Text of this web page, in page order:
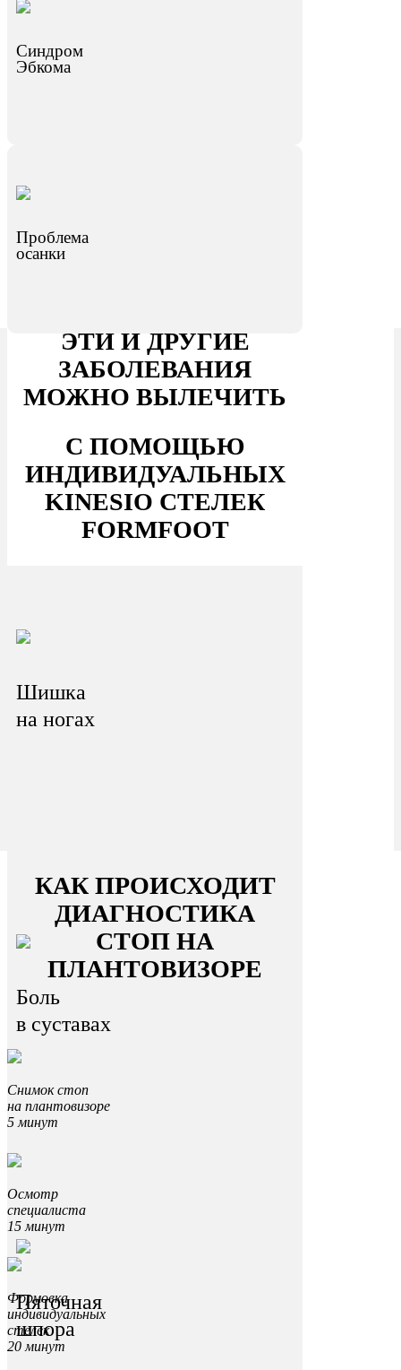
Синдром
Эбкома
Проблема
осанки
ЭТИ И ДРУГИЕ
ЗАБОЛЕВАНИЯ
МОЖНО ВЫЛЕЧИТЬ
С ПОМОЩЬЮ
ИНДИВИДУАЛЬНЫХ
KINESIO СТЕЛЕК
FORMFOOT
Шишка
на ногах
Боль
в суставах
Пяточная
шпора
КАК ПРОИСХОДИТ
ДИАГНОСТИКА
СТОП НА
ПЛАНТОВИЗОРЕ
Снимок стоп
на плантовизоре
5 минут
Осмотр
специалиста
15 минут
Формовка
индивидуальных
стелек
20 минут